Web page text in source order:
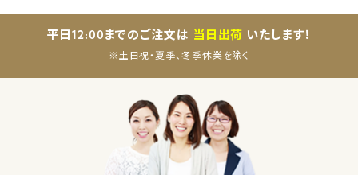
平日12:00までのご注文は 当日出荷 いたします！
※土日祝・夏季、冬季休業を除く